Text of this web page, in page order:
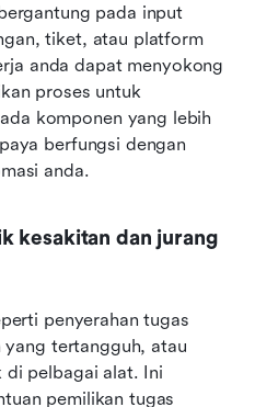
pada input
tiket, atau platform
anda dapat menyokong
proses untuk
komponen yang lebih
berfungsi dengan
anda.
kesakitan dan jurang
penyerahan tugas
tertangguh, atau
di pelbagai alat. Ini
pemilikan tugas